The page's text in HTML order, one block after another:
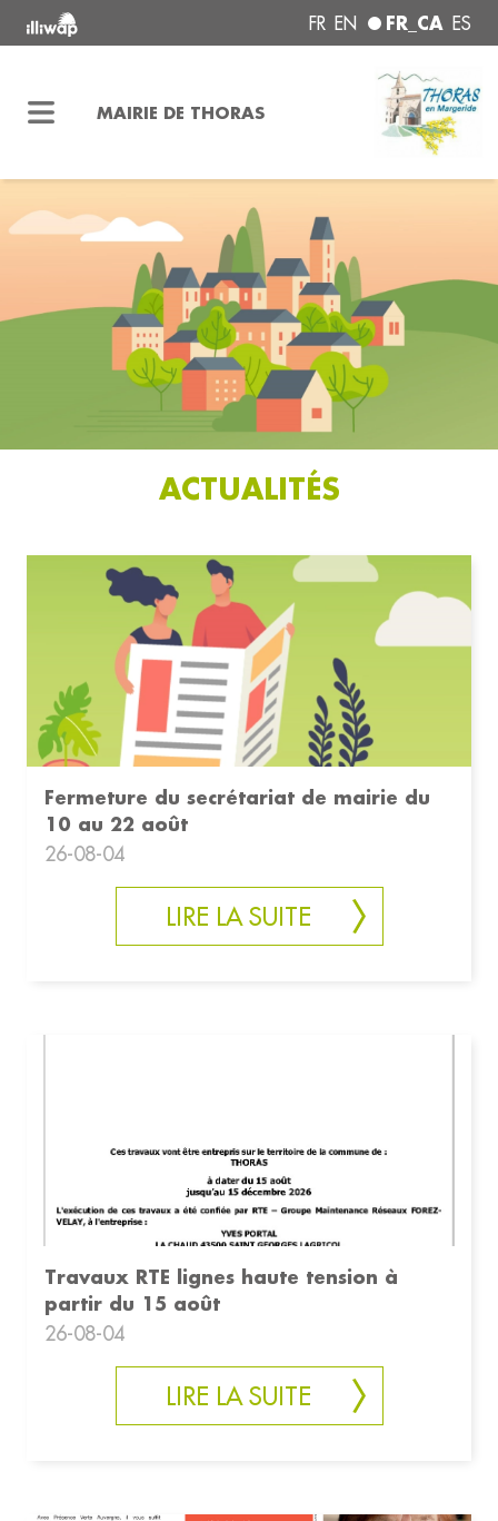
FR EN FR_CA ES
MAIRIE DE THORAS
ACTUALITÉS
Fermeture du secrétariat de mairie du
10 au 22 août
26-08-04
LIRE LA SUITE
Travaux RTE lignes haute tension à
partir du 15 août
26-08-04
LIRE LA SUITE